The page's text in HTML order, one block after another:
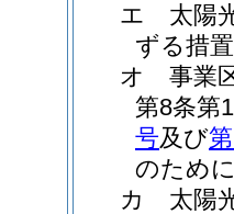
エ
太陽
ずる措置
オ
事業
第8条第
号及び
のため
カ
太陽